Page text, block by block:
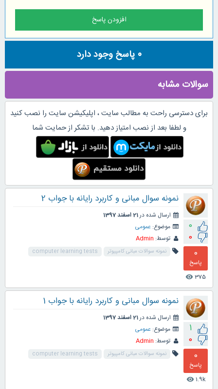
0 پاسخ وجود دارد
سوالات مشابه
برای دسترسی راحت به مطالب سایت ، اپلیکیشن سایت را نصب کنید
و لطفا بعد از نصب امتیاز دهید. با تشکر از حمایت شما
0
0
0
پاسخ
375
visibility
نمونه سوال مبانی و کاربرد رایانه با جواب 2
ارسال شده در21 اسفند 1397
موضوع: عمومی
توسط: Admin
نمونه سوالات مبانی کامپیوتر computer learning tests
1
0
0
پاسخ
1.9k
visibility
نمونه سوال مبانی و کاربرد رایانه با جواب 1
ارسال شده در21 اسفند 1397
موضوع: عمومی
توسط: Admin
نمونه سوالات مبانی کامپیوتر computer learning tests